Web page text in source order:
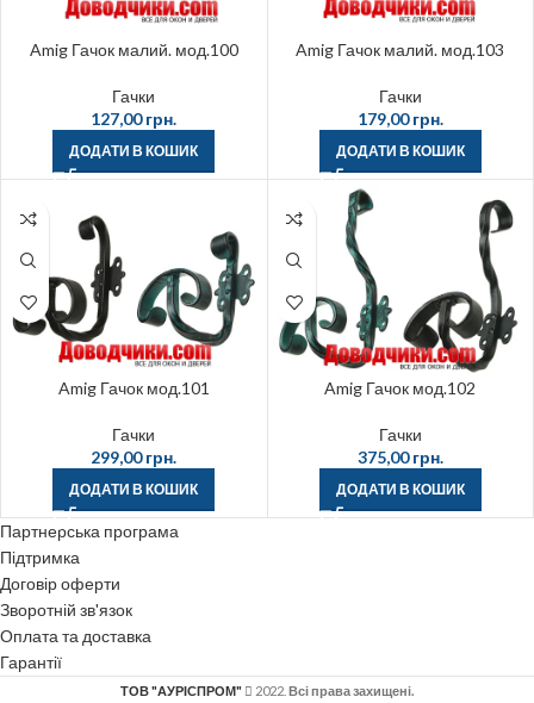
Amig Гачок малий. мод.100
Гачки
127,00грн.
ДОДАТИ В КОШИК
Amig Гачок малий. мод.103
Гачки
179,00грн.
ДОДАТИ В КОШИК
Amig Гачок мод.101
Гачки
299,00грн.
ДОДАТИ В КОШИК
Amig Гачок мод.102
Гачки
375,00грн.
ДОДАТИ В КОШИК
Партнерська програма
Підтримка
Договір оферти
Зворотній зв'язок
Оплата та доставка
Гарантії
ТОВ "АУРІСПРОМ" 2022. Всі права захищені.